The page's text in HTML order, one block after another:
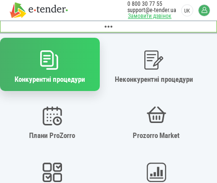
Замовити дзвінок
0 800 30 77 55
support@e-tender.ua
UK
Конкурентні процедури Неконкурентні процедури
Плани ProZorro Prozorro Market